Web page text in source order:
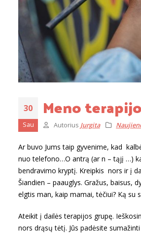
30
Sau
Meno
Autorius Jurgita
Ar buvo Jums taip gyvenime, kad
nuo telefono…O antrą (ar n – tąjį …)
bendravimo kryptį. Kreipkis nors ir į
Šiandien – paauglys. Gražus, baisus,
elgtis man, kaip mamai, tėčiui? Ką su
Ateikit į dailės terapijos grupę.
nors drąsų tėtį. Jūs padėsite